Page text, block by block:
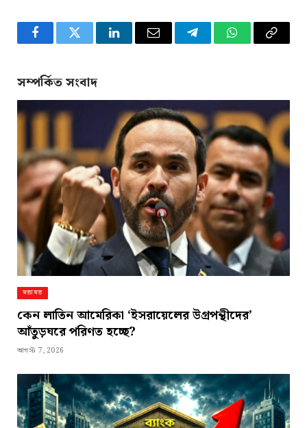
FacebookTwitter LinkedInEmail TelegramWhatsApp
Copy
সম্পর্কিত সংবাদ
মতামত
কেন লাতিন আমেরিকা ‘ইসরায়েলের উগ্রপন্থীদের’
আঁতুড়ঘরে পরিণত হচ্ছে?
আগস্ট 7, 2026